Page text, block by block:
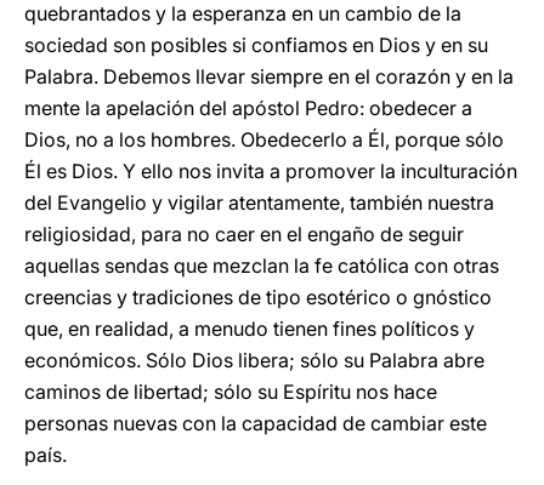
quebrantados y la esperanza en un cambio de la
sociedad son posibles si confiamos en Dios y en su
Palabra. Debemos llevar siempre en el corazón y en la
mente la apelación del apóstol Pedro: obedecer a
Dios, no a los hombres. Obedecerlo a Él, porque sólo
Él es Dios. Y ello nos invita a promover la inculturación
del Evangelio y vigilar atentamente, también nuestra
religiosidad, para no caer en el engaño de seguir
aquellas sendas que mezclan la fe católica con otras
creencias y tradiciones de tipo esotérico o gnóstico
que, en realidad, a menudo tienen fines políticos y
económicos. Sólo Dios libera; sólo su Palabra abre
caminos de libertad; sólo su Espíritu nos hace
personas nuevas con la capacidad de cambiar este
país.